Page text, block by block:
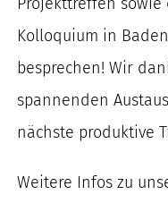
nach:
Kolloquium in
besprechen! Wir
spannenden
nächste produktive
Weitere Infos zu